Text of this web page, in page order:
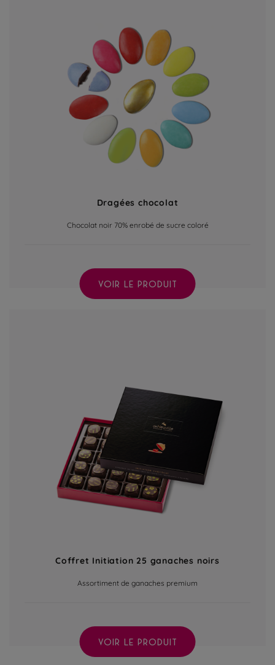
Dragées chocolat
Chocolat noir 70% enrobé de sucre coloré
VOIR LE PRODUIT
Coffret Initiation 25 ganaches noirs
Assortiment de ganaches premium
VOIR LE PRODUIT